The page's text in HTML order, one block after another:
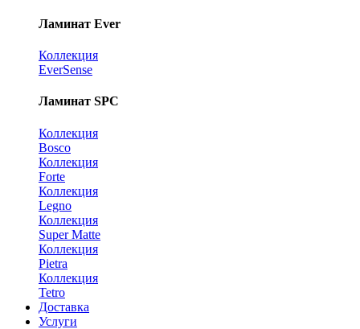
Ламинат Ever
Коллекция
EverSense
Ламинат SPC
Коллекция
Bosco
Коллекция
Forte
Коллекция
Legno
Коллекция
Super Matte
Коллекция
Pietra
Коллекция
Tetro
Доставка
Услуги